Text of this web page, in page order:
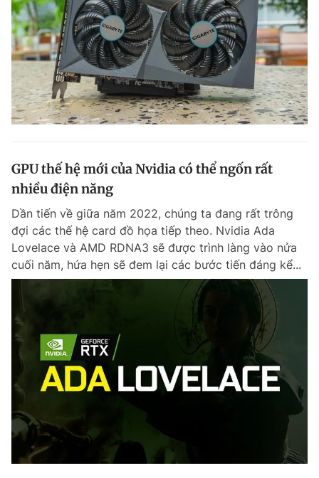
GPU thế hệ mới của Nvidia có thể ngốn rất
nhiều điện năng
Dần tiến về giữa năm 2022, chúng ta đang rất trông
đợi các thế hệ card đồ họa tiếp theo. Nvidia Ada
Lovelace và AMD RDNA3 sẽ được trình làng vào nửa
cuối năm, hứa hẹn sẽ đem lại các bước tiến đáng kể...